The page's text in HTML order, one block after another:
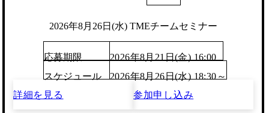
2026年8月26日(水) TMEチームセミナー
応募期限
2026年8月21日(金) 16:00
スケジュール
2026年8月26日(水) 18:30～
詳細を見る
参加申し込み